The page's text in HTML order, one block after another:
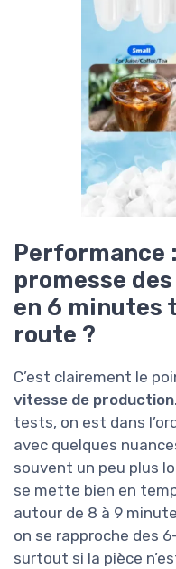
Performance
promesse
en 6 minutes
route ?
C’est clairement le
vitesse de production
tests, on est dans
avec quelques
souvent un peu plus
se mette bien en
autour de 8 à 9
on se rapproche des
surtout si la pièce